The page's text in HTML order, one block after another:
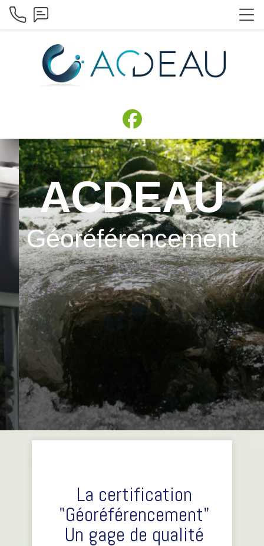
ACDEAU
Géoréférencement
La certification
"Géoréférencement"
Un gage de qualité